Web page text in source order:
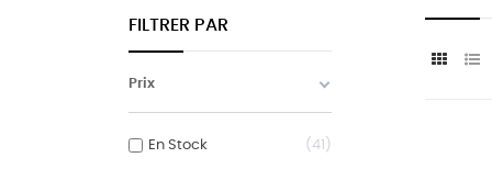
FILTRER PAR
Prix
En Stock 41